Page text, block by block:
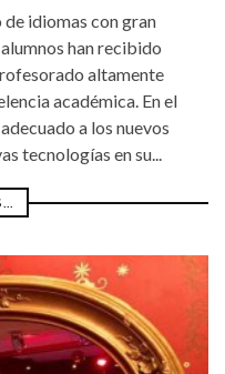
de idiomas con gran
han recibido
altamente
académica. En el
a los nuevos
tecnologías en su...
...